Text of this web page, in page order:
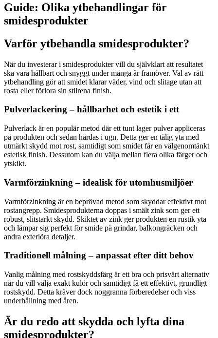
Guide: Olika ytbehandlingar för
smidesprodukter
Varför ytbehandla smidesprodukter?
När du investerar i smidesprodukter vill du självklart att resultatet
ska vara hållbart och snyggt under många år framöver. Val av rätt
ytbehandling gör att smidet klarar väder, vind och slitage utan att
rosta eller förlora sin stilrena finish.
Pulverlackering – hållbarhet och estetik i ett
Pulverlack är en populär metod där ett tunt lager pulver appliceras
på produkten och sedan härdas i ugn. Detta ger en tålig yta med
utmärkt skydd mot rost, samtidigt som smidet får en välgenomtänkt
estetisk finish. Dessutom kan du välja mellan flera olika färger och
ytskikt.
Varmförzinkning – idealisk för utomhusmiljöer
Varmförzinkning är en beprövad metod som skyddar effektivt mot
rostangrepp. Smidesprodukterna doppas i smält zink som ger ett
robust, slitstarkt skydd. Skiktet av zink ger produkten en rustik yta
och lämpar sig perfekt för smide på grindar, balkongräcken och
andra exteriöra detaljer.
Traditionell målning – anpassat efter ditt behov
Vanlig målning med rostskyddsfärg är ett bra och prisvärt alternativ
när du vill välja exakt kulör och samtidigt få ett effektivt, grundligt
rostskydd. Detta kräver dock noggranna förberedelser och viss
underhållning med åren.
Är du redo att skydda och lyfta dina
smidesprodukter?